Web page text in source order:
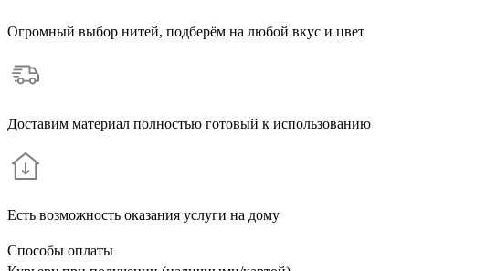
Огромный выбор нитей, подберём на любой вкус и цвет
Доставим материал полностью готовый к использованию
Есть возможность оказания услуги на дому
Способы оплаты